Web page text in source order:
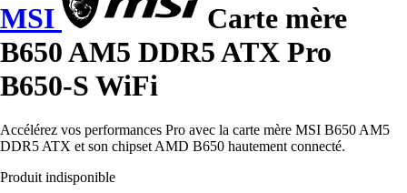
MSI
Carte mère
B650 AM5 DDR5 ATX Pro
B650-S WiFi
Accélérez vos performances Pro avec la carte mère MSI B650 AM5
DDR5 ATX et son chipset AMD B650 hautement connecté.
Produit indisponible